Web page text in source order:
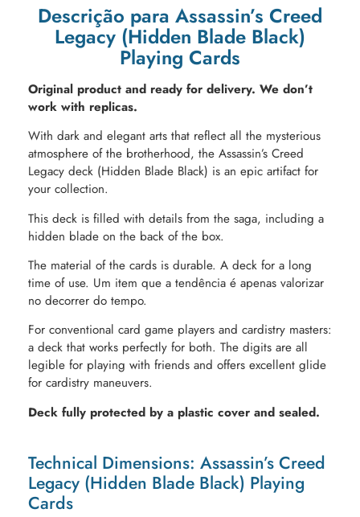
Descrição para Assassin’s Creed
Legacy (Hidden Blade Black)
Playing Cards
Original product and ready for delivery. We don’t
work with replicas.
With dark and elegant arts that reflect all the mysterious
atmosphere of the brotherhood, the Assassin’s Creed
Legacy deck (Hidden Blade Black) is an epic artifact for
your collection.
This deck is filled with details from the saga, including a
hidden blade on the back of the box.
The material of the cards is durable. A deck for a long
time of use. Um item que a tendência é apenas valorizar
no decorrer do tempo.
For conventional card game players and cardistry masters:
a deck that works perfectly for both. The digits are all
legible for playing with friends and offers excellent glide
for cardistry maneuvers.
Deck fully protected by a plastic cover and sealed.
Technical Dimensions: Assassin’s Creed
Legacy (Hidden Blade Black) Playing
Cards